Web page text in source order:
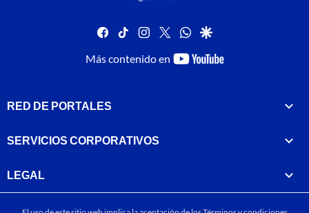
facebook
tiktok instagram
twitterwhatsapp
google
Más contenido en
youtube-
RED DE PORTALES
SERVICIOS CORPORATIVOS
LEGAL